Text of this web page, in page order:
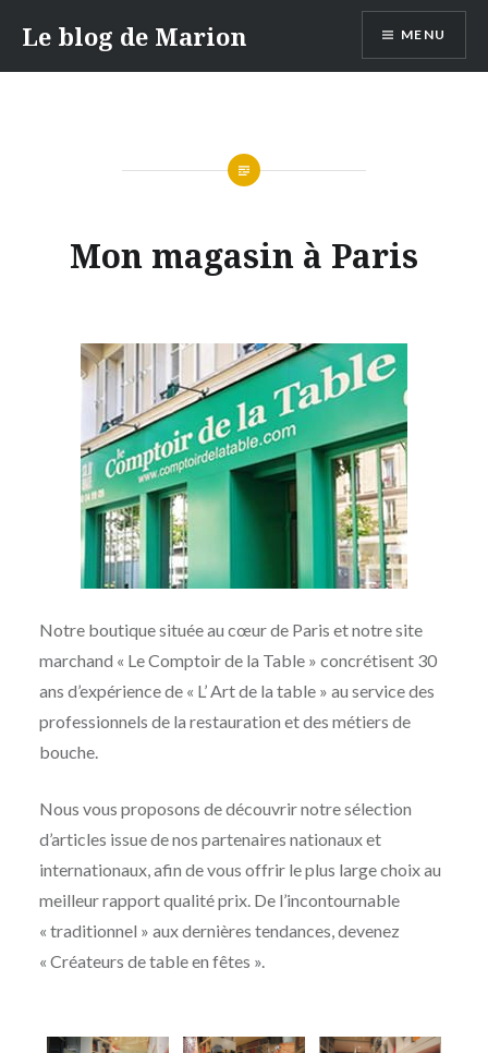
contenu
Le blog de Marion MENU
Mon magasin à Paris
Notre boutique située au cœur de Paris et notre site
marchand « Le Comptoir de la Table » concrétisent 30
ans d’expérience de « L’ Art de la table » au service des
professionnels de la restauration et des métiers de
bouche.
Nous vous proposons de découvrir notre sélection
d’articles issue de nos partenaires nationaux et
internationaux, afin de vous offrir le plus large choix au
meilleur rapport qualité prix. De l’incontournable
« traditionnel » aux dernières tendances, devenez
« Créateurs de table en fêtes ».